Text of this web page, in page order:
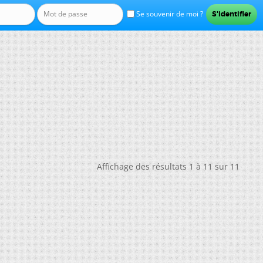
Se souvenir de moi ?
Affichage des résultats 1 à 11 sur 11